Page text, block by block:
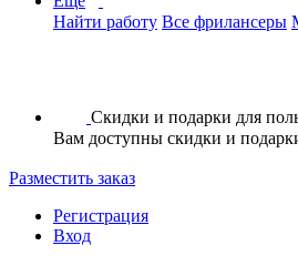
Найти работу Все фрилансеры
Скидки и подарки для
Вам доступны скидки и
Разместить заказ
Регистрация
Вход